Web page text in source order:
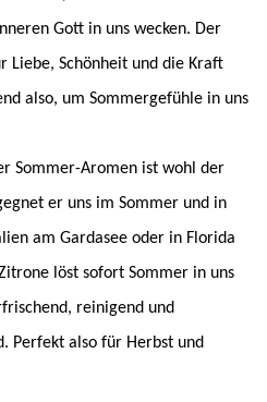
Gott in uns wecken. Der
Liebe, Schönheit und die Kraft
also, um Sommergefühle in uns
Sommer-Aromen ist wohl der
er uns im Sommer und in
am Gardasee oder in Florida
löst sofort Sommer in uns
reinigend und
Perfekt also für Herbst und